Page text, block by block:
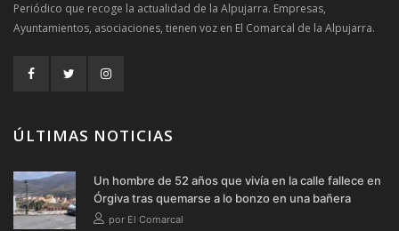
Periódico que recoge la actualidad de la Alpujarra. Empresas,
Ayuntamientos, asociaciones, tienen voz en El Comarcal de la Alpujarra.
ÚLTIMAS NOTICIAS
Un hombre de 52 años que vivía en la calle fallece en
Órgiva tras quemarse a lo bonzo en una bañera
por El Comarcal